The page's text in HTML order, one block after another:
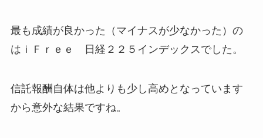
最も成績が良かった（マイナスが少なかった）の
はｉＦｒｅｅ 日経２２５インデックスでした。
信託報酬自体は他よりも少し高めとなっています
から意外な結果ですね。